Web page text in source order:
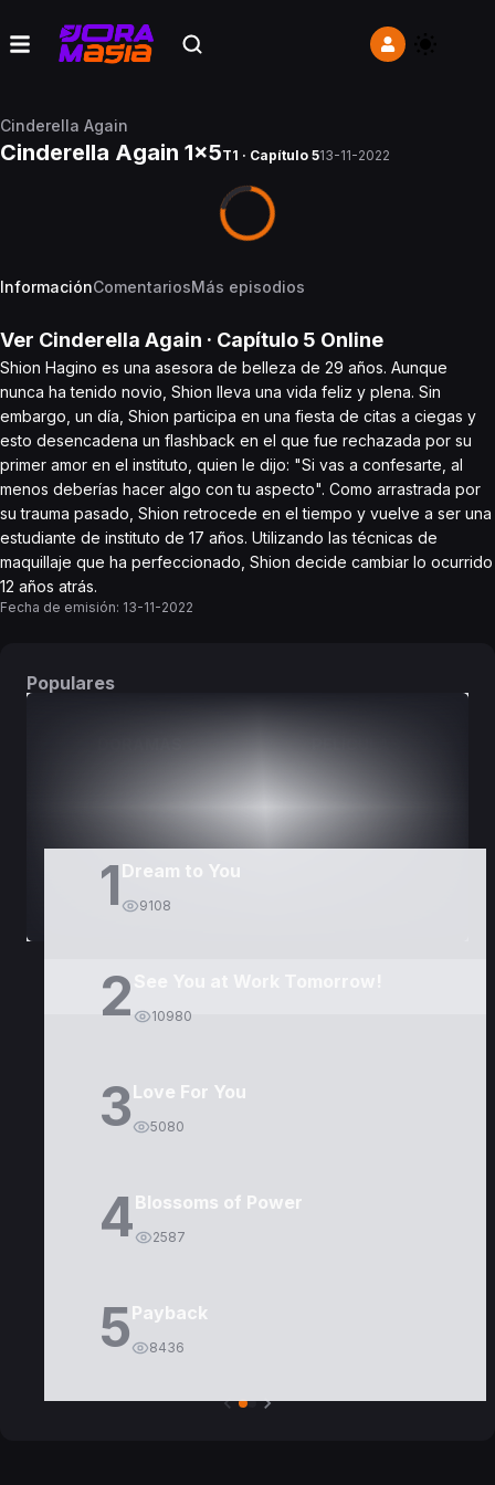
Cinderella Again
Cinderella Again 1x5T1 · Capítulo 513-11-2022
InformaciónComentariosMás episodios
Ver Cinderella Again · Capítulo 5 Online
Shion Hagino es una asesora de belleza de 29 años. Aunque
nunca ha tenido novio, Shion lleva una vida feliz y plena. Sin
embargo, un día, Shion participa en una fiesta de citas a ciegas y
esto desencadena un flashback en el que fue rechazada por su
primer amor en el instituto, quien le dijo: "Si vas a confesarte, al
menos deberías hacer algo con tu aspecto". Como arrastrada por
su trauma pasado, Shion retrocede en el tiempo y vuelve a ser una
estudiante de instituto de 17 años. Utilizando las técnicas de
maquillaje que ha perfeccionado, Shion decide cambiar lo ocurrido
12 años atrás.
Fecha de emisión: 13-11-2022
Populares
1 Dream to You
9108
2 10980
3Love For You
5080
4Blossoms of Power
2587
5Payback
8436